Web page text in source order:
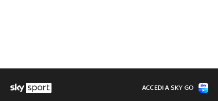
ACCEDI A SKY GO